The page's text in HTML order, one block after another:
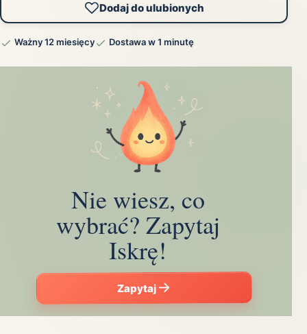
Dodaj do ulubionych
Ważny 12 miesięcy Dostawa w 1 minutę
Nie wiesz, co
wybrać? Zapytaj
Iskrę!
Zapytaj